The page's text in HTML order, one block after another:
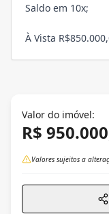
Saldo em 10x;
À Vista
Valor do imóvel:
R$
Valores sujeitos a